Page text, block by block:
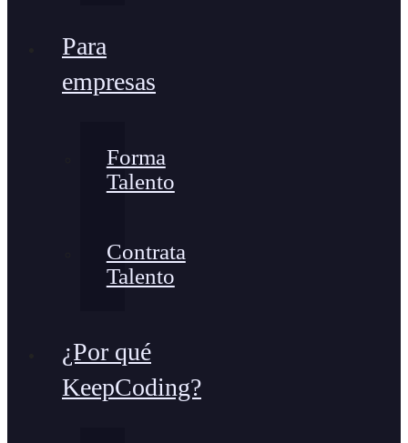
Para
empresas
Forma
Talento
Contrata
Talento
¿Por qué
KeepCoding?